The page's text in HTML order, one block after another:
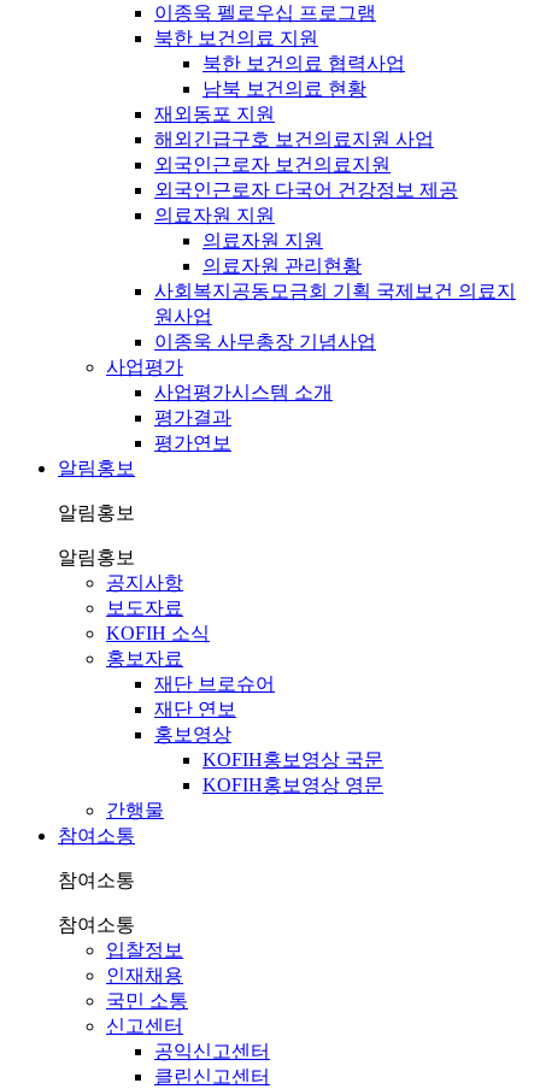
이종욱 펠로우십 프로그램
북한 보건의료 지원
북한 보건의료 협력사업
남북 보건의료 현황
재외동포 지원
해외긴급구호 보건의료지원 사업
외국인근로자 보건의료지원
외국인근로자 다국어 건강정보 제공
의료자원 지원
의료자원 지원
의료자원 관리현황
사회복지공동모금회 기획 국제보건 의료지
원사업
이종욱 사무총장 기념사업
사업평가
사업평가시스템 소개
평가결과
평가연보
알림홍보
알림홍보
알림홍보
공지사항
보도자료
KOFIH 소식
홍보자료
재단 브로슈어
재단 연보
홍보영상
KOFIH홍보영상 국문
KOFIH홍보영상 영문
간행물
참여소통
참여소통
참여소통
입찰정보
인재채용
국민 소통
신고센터
공익신고센터
클린신고센터